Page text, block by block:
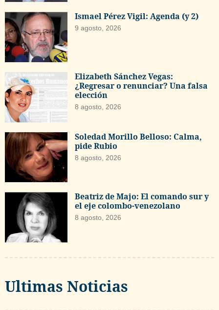
Ismael Pérez Vigil: Agenda (y 2)
9 agosto, 2026
Elizabeth Sánchez Vegas:
¿Regresar o renunciar? Una falsa
elección
8 agosto, 2026
Soledad Morillo Belloso: Calma,
pide Rubio
8 agosto, 2026
Beatriz de Majo: El comando sur y
el eje colombo-venezolano
8 agosto, 2026
Ultimas Noticias